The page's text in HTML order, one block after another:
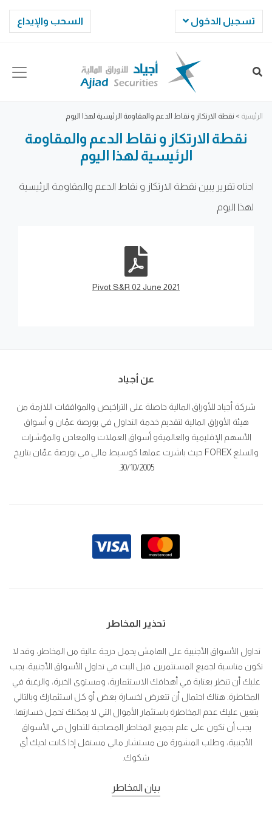
السحب والإيداع تسجيل الدخول
الرئيسية > نقطة الارتكاز و نقاط الدعم والمقاومة الرئيسية لهذا اليوم
نقطة الارتكاز و نقاط الدعم والمقاومة
الرئيسية لهذا اليوم
ادناه تقرير يبين نقطة الارتكاز و نقاط الدعم والمقاومة الرئيسية
لهذا اليوم
Pivot S&R 02 June 2021
عن أجياد
شركة أجياد للأوراق المالية حاصلة على التراخيص والموافقات اللازمة من
هيئة الأوراق المالية لتقديم خدمة التداول في بورصة عمّان و أسواق
الأسهم الإقليمية والعالميةو أسواق العملات والمعادن والمؤشرات
والسلع FOREX حيث باشرت عملها كوسيط مالي في بورصة عمّان بتاريخ
30/10/2005.
تحذير المخاطر
تداول الأسواق الأجنبية على الهامش يحمل درجة عالية من المخاطر، وقد لا
تكون مناسبة لجميع المستثمرين. قبل البت في تداول الأسواق الأجنبية، يجب
عليك أن تنظر بعناية في أهدافك الاستثمارية، ومستوى الخبرة، والرغبة في
المخاطرة. هناك احتمال أن تتعرض لخسارة بعض أو كل استثمارك وبالتالي
يتعين عليك عدم المخاطرة باستثمار الأموال التي لا يمكنك تحمل خسارتها.
يجب أن تكون على علم بجميع المخاطر المصاحبة للتداول في الأسواق
الأجنبية، وطلب المشورة من مستشار مالي مستقل إذا كانت لديك أي
شكوك.
بيان المخاطر